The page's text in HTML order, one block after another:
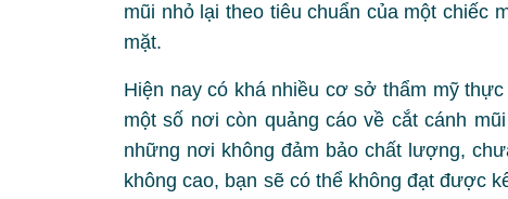
mũi nhỏ lại theo tiêu chuẩn của một chiếc
mặt.
Hiện nay có khá nhiều cơ sở thẩm mỹ
một số nơi còn quảng cáo về cắt cánh
những nơi không đảm bảo chất lượng,
không cao, bạn sẽ có thể không đạt được